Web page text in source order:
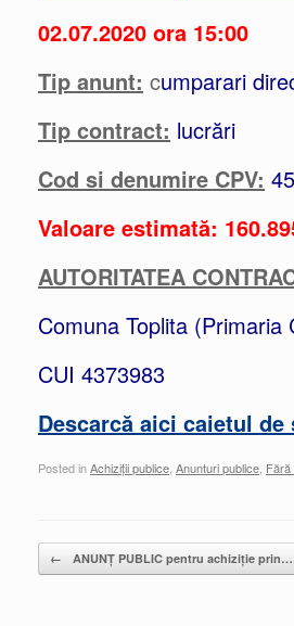
02.07.2020 ora 15:00
Tip anunt: cumparari
Tip contract: lucrări
Cod si denumire CPV:
Valoare estimată:
AUTORITATEA
Comuna Toplita
CUI 4373983
Descarcă aici caietul de
Posted inAchiziții publice Anunturi publice
Post navigation
← ANUNȚ PUBLIC pentru achiziție prin…